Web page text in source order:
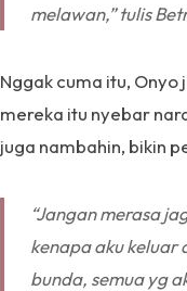
melawan,” tulis
Nggak cuma itu,
mereka itu nyebar
juga nambahin, bikin
“Jangan merasa
kenapa aku keluar
bunda, semua yg